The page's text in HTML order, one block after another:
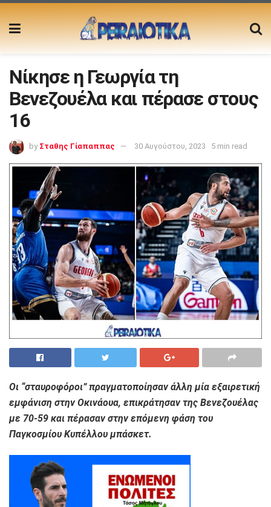
Νίκησε η Γεωργία τη
Βενεζουέλα και πέρασε στους
16
by Σταθης Γίαπαππας 30 Αυγούστου, 2023 5 min read
Οι “σταυροφόροι” πραγματοποίησαν άλλη μία εξαιρετική
εμφάνιση στην Οκινάουα, επικράτησαν της Βενεζουέλας
με 70-59 και πέρασαν στην επόμενη φάση του
Παγκοσμίου Κυπέλλου μπάσκετ.